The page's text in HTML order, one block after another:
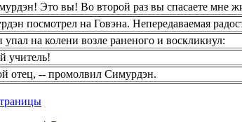
Это вы! Во второй раз вы спасаете мне
посмотрел на Говэна. Непередаваемая
упал на колени возле раненого и воскликнул:
учитель!
отец, -- промолвил Симурдэн.